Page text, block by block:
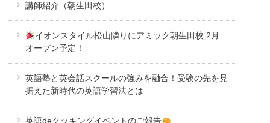
講師紹介（朝生田校）
イオンスタイル松山隣りにアミック朝生田校 2月
オープン予定！
英語塾と英会話スクールの強みを融合！受験の先を見
据えた新時代の英語学習法とは
英語deクッキングイベントのご報告